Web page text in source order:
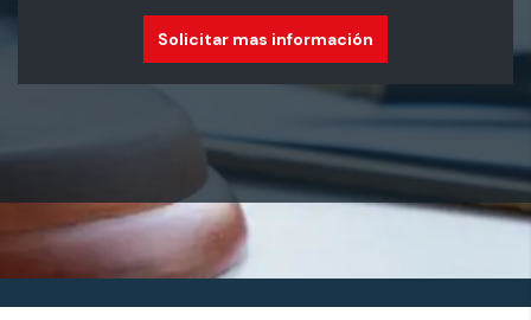
Solicitar mas información